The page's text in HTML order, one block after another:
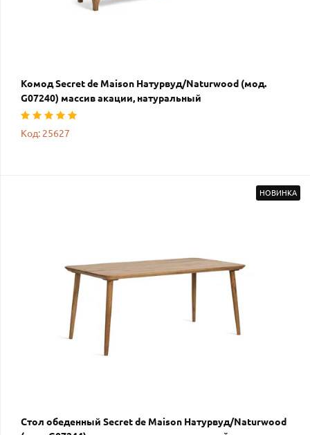
Комод Secret de Maison Натурвуд/Naturwood (мод.
G07240) массив акации, натуральный
Код: 25627
НОВИНКА
Стол обеденный Secret de Maison Натурвуд/Naturwood